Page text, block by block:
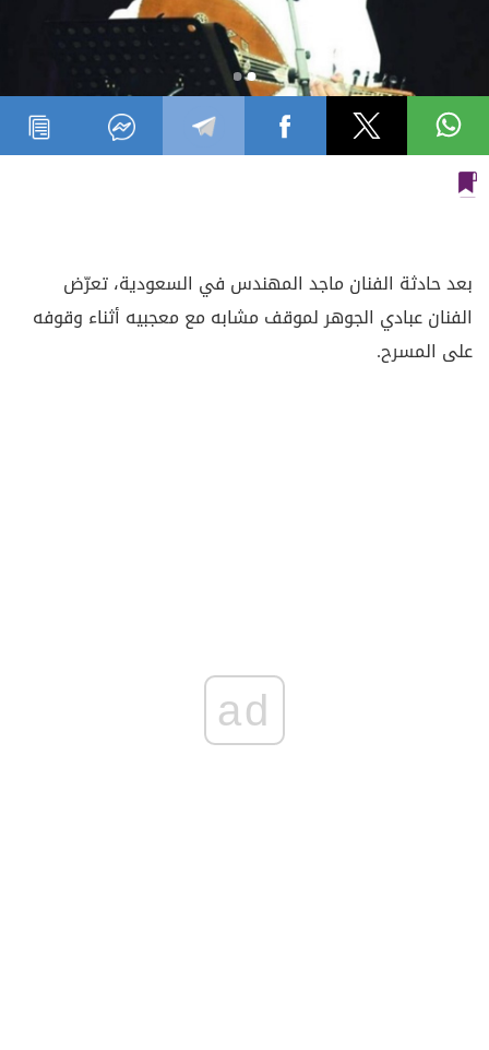
بعدحادثة الفنان ماجد المهندس في السعودية، تعرّض
الفنان عبادي الجوهر لموقف مشابه مع معجبيه أثناء وقوفه
على المسرح.
ad